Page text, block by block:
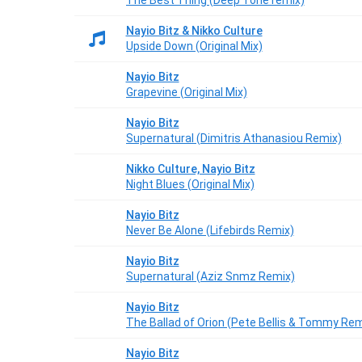
Nayio Bitz & Nikko Culture
Upside Down (Original Mix)
Nayio Bitz
Grapevine (Original Mix)
Nayio Bitz
Supernatural (Dimitris Athanasiou Remix)
Nikko Culture, Nayio Bitz
Night Blues (Original Mix)
Nayio Bitz
Never Be Alone (Lifebirds Remix)
Nayio Bitz
Supernatural (Aziz Snmz Remix)
Nayio Bitz
The Ballad of Orion (Pete Bellis & Tommy
Nayio Bitz